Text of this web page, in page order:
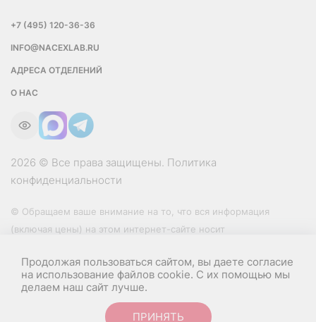
Продолжая пользоваться сайтом, вы даете согласие
на использование файлов cookie. С их помощью мы
делаем наш сайт лучше.
ПРИНЯТЬ
+7 (495) 120-36-36
INFO@NACEXLAB.RU
АДРЕСА ОТДЕЛЕНИЙ
О НАС
2026 © Все права защищены. Политика
конфиденциальности
© Обращаем ваше внимание на то, что вся информация
(включая цены) на этом интернет-сайте носит
условиях не является публичной офертой, определяемой
положениями Статьи 437 (2) Гражданского кодекса РФ.
разработка сайта — Текарт